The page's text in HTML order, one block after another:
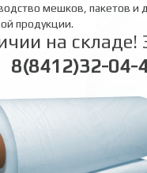
мешков, пакетов и
продукции.
на складе!
8(8412)32-04-